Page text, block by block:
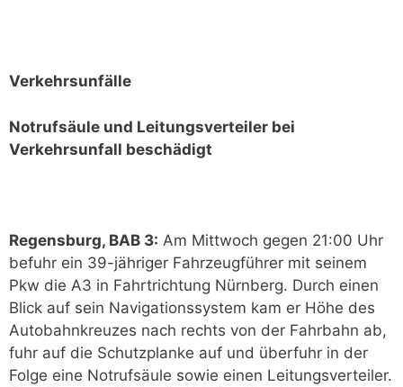
Verkehrsunfälle
Notrufsäule und Leitungsverteiler bei
Verkehrsunfall beschädigt
Regensburg, BAB 3: Am Mittwoch gegen 21:00 Uhr
befuhr ein 39-jähriger Fahrzeugführer mit seinem
Pkw die A3 in Fahrtrichtung Nürnberg. Durch einen
Blick auf sein Navigationssystem kam er Höhe des
Autobahnkreuzes nach rechts von der Fahrbahn ab,
fuhr auf die Schutzplanke auf und überfuhr in der
Folge eine Notrufsäule sowie einen Leitungsverteiler.